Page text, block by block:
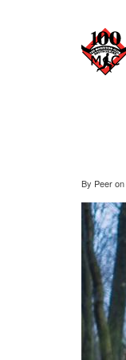
By Peeron